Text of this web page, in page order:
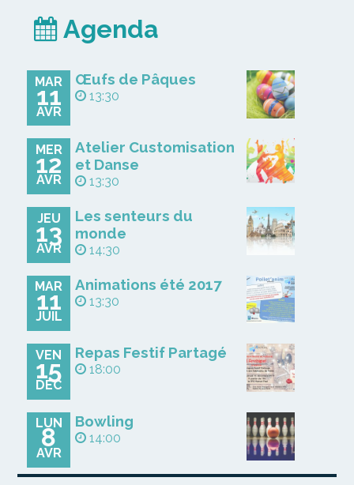
Agenda
MAR
11
AVR
Œufs de Pâques
13:30
MER
12
AVR
Atelier Customisation
et Danse
13:30
JEU
13
AVR
Les senteurs du
monde
14:30
MAR
11
JUIL
Animations été 2017
13:30
VEN
15
DÉC
Repas Festif Partagé
18:00
LUN
8
AVR
Bowling
14:00